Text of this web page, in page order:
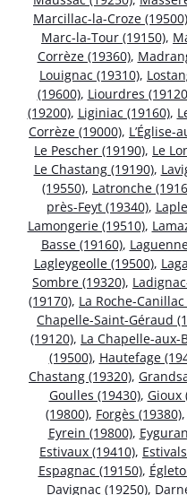
Marcillac-la-Croze (19500)
Marc-la-Tour (19150),
Corrèze (19360),
Louignac (19310),
(19600), Liourdres
(19200), Liginiac (19160),
Corrèze (19000), L’Église-
Le Pescher (19190), Le
Le Chastang (19190),
(19550), Latronche
près-Feyt (19340),
Lamongerie (19510),
Basse (19160),
Lagleygeolle (19500),
Sombre (19320),
(19170), La Roche-
Chapelle-Saint-Géraud
(19120), La Chapelle-aux-
(19500), Hautefage
Chastang (19320),
Goulles (19430), Gioux
(19800), Forgès (19380),
Eyrein (19800),
Estivaux (19410),
Espagnac (19150),
Davignac (19250),